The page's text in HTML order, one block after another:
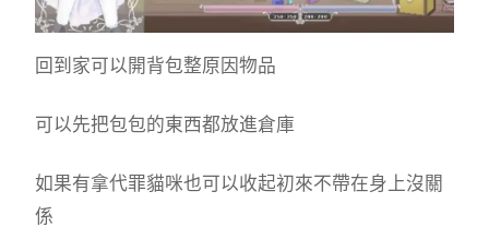
回到家可以開背包整原因物品
可以先把包包的東西都放進倉庫
如果有拿代罪貓咪也可以收起初來不帶在身上沒關
係